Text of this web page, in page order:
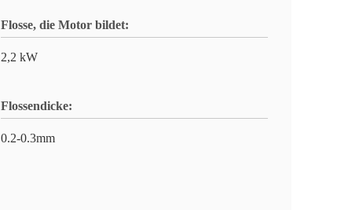
Flosse, die Motor bildet:
2,2 kW
Flossendicke:
0.2-0.3mm